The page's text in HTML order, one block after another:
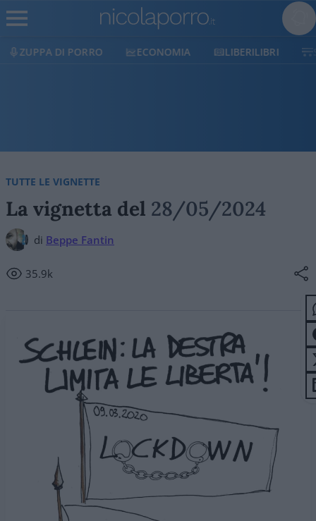
ECONOMIA LIBERILIBRI SHOP
TUTTE LE VIGNETTE
La vignetta del 28/05/2024
di Beppe Fantin
35.9k